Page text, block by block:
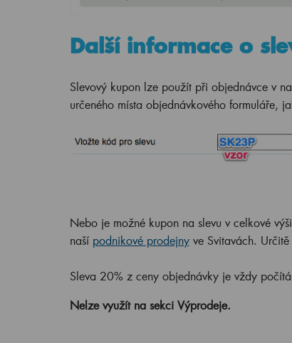
Další informace o
Slevový kupon lze použít při objednávce v
určeného místa objednávkového formuláře,
Nebo je možné kupon na slevu v celkové
naší podnikové prodejnyve Svitavách. Určitě
Sleva 20% z ceny objednávky je vždy
Nelze využít na sekci Výprodeje.